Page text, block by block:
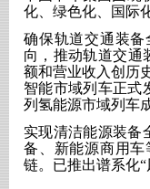
化、绿色化、国际
确保轨道交通装
向，推动轨道交通
额和营业收入创历
智能市域列车正式
列氢能源市域列车
实现清洁能源装备
备、新能源商用
链。已推出谱系化